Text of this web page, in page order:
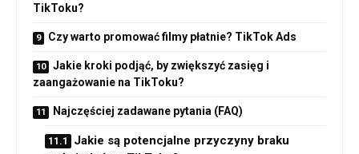
TikToku?
Czy warto promować filmy płatnie? TikTok Ads
Jakie kroki podjąć, by zwiększyć zasięg i
zaangażowanie na TikToku?
Najczęściej zadawane pytania (FAQ)
Jakie są potencjalne przyczyny braku